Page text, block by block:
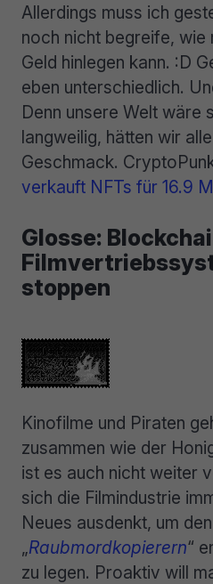
Allerdings muss ich
noch nicht begreife, wie
Geld hinlegen kann. :D
eben unterschiedlich.
Denn unsere Welt wäre
langweilig, hätten wir
Geschmack.
verkauft NFTs für 16.9
Glosse:
stoppen
Kinofilme und Piraten
zusammen wie der
ist es auch nicht weiter
sich die Filmindustrie
Neues ausdenkt, um
„Raubmordkopierern“
zu legen. Proaktiv will